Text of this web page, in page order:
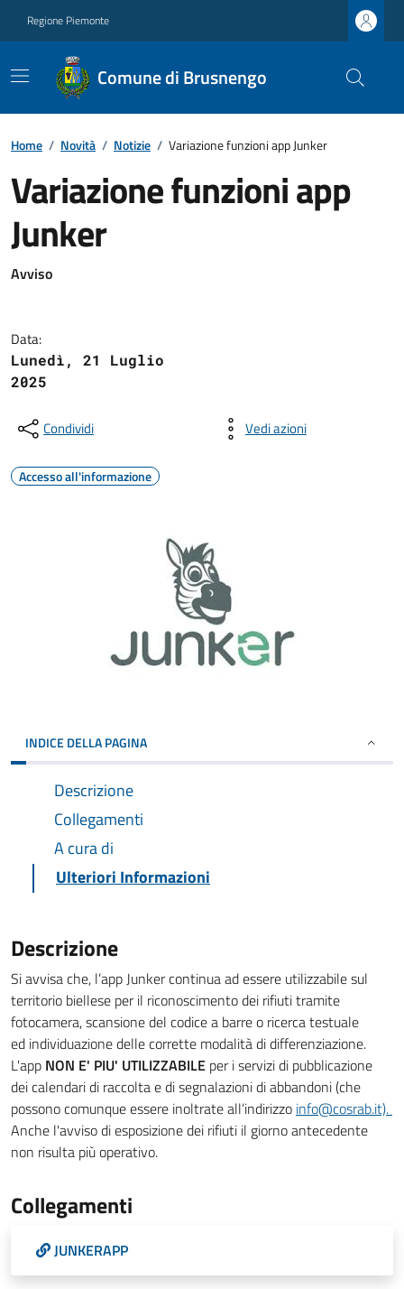
Regione Piemonte
Comune di Brusnengo
Home / Novità / Notizie / Variazione funzioni app Junker
Variazione funzioni app
Junker
Avviso
Data:
Lunedì, 21 Luglio
2025
Condividi Vedi azioni
Accesso all'informazione
INDICE DELLA PAGINA
Descrizione
Collegamenti
A cura di
Ulteriori Informazioni
Descrizione
Si avvisa che, l’app Junker continua ad essere utilizzabile sul
territorio biellese per il riconoscimento dei rifiuti tramite
fotocamera, scansione del codice a barre o ricerca testuale
ed individuazione delle corrette modalità di differenziazione.
L'app NON E' PIU' UTILIZZABILE per i servizi di pubblicazione
dei calendari di raccolta e di segnalazioni di abbandoni (che
possono comunque essere inoltrate all’indirizzo info@cosrab.it).
Anche l'avviso di esposizione dei rifiuti il giorno antecedente
non risulta più operativo.
Collegamenti
JUNKERAPP